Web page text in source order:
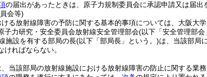
の届出があったときは、原子力規制委員会に承認申請又は届出
会等)
る放射線障害の予防に関する基本的事項については、大阪大
子力研究・安全委員会放射線安全管理部会(以下「安全管理部会
施設を有する部局の長(以下「部局長」という。)は、当該部局
ければならない。
当該部局の放射線施設における放射線障害の防止に関する業務